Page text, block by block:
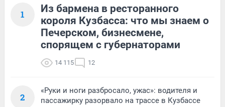
1
Из бармена в ресторанного
короля Кузбасса: что мы знаем о
Печерском, бизнесмене,
спорящем с губернаторами
14 115 12
2
«Руки и ноги разбросало, ужас»: водителя и
пассажирку разорвало на трассе в Кузбассе